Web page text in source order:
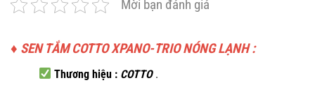
Mời bạn đánh giá
♦ SEN TẮM COTTO XPANO-TRIO NÓNG LẠNH:
Thương hiệu : COTTO .